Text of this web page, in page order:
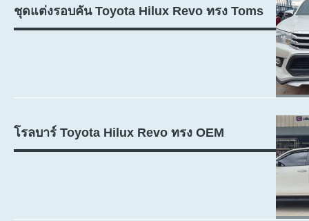
ชุดแต่งรอบคัน Toyota Hilux Revo ทรง Toms
โรลบาร์ Toyota Hilux Revo ทรง OEM